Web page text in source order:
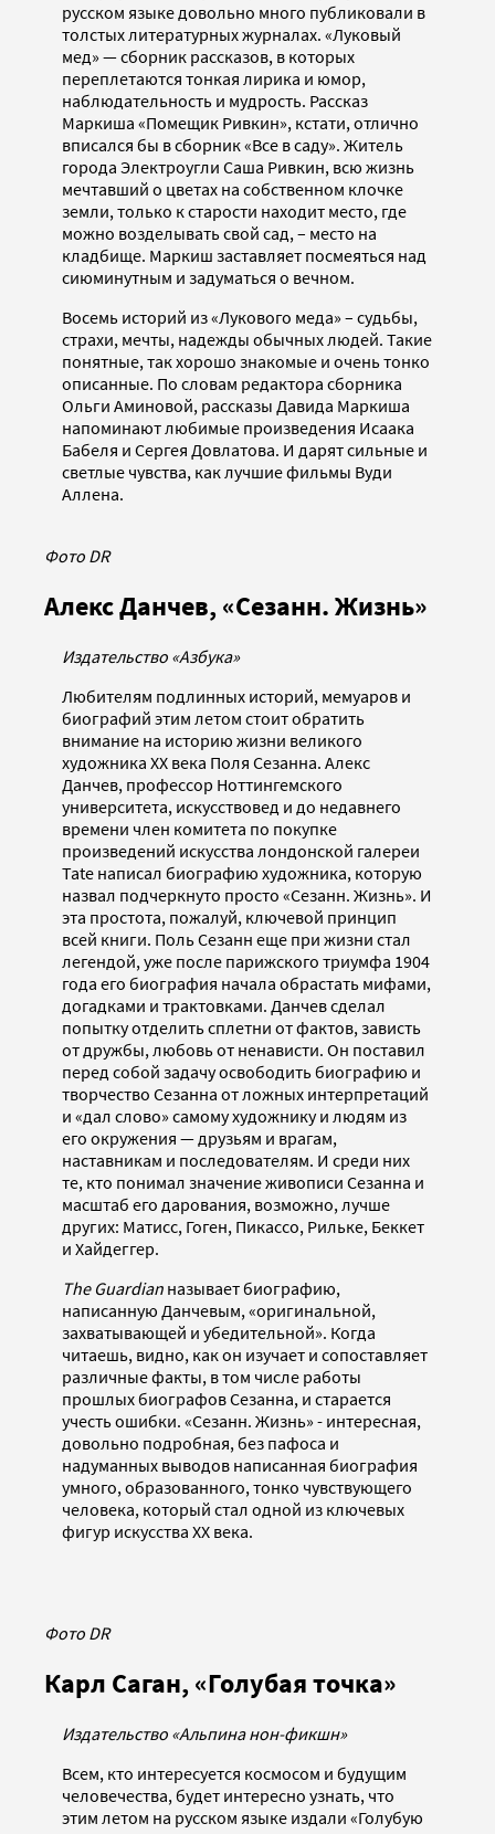
русском языке довольно много публиковали в
толстых литературных журналах. «Луковый
мед» — сборник рассказов, в которых
переплетаются тонкая лирика и юмор,
наблюдательность и мудрость. Рассказ
Маркиша «Помещик Ривкин», кстати, отлично
вписался бы в сборник «Все в саду». Житель
города Электроугли Саша Ривкин, всю жизнь
мечтавший о цветах на собственном клочке
земли, только к старости находит место, где
можно возделывать свой сад, – место на
кладбище. Маркиш заставляет посмеяться над
сиюминутным и задуматься о вечном.
Восемь историй из «Лукового меда» – судьбы,
страхи, мечты, надежды обычных людей. Такие
понятные, так хорошо знакомые и очень тонко
описанные. По словам редактора сборника
Ольги Аминовой, рассказы Давида Маркиша
напоминают любимые произведения Исаака
Бабеля и Сергея Довлатова. И дарят сильные и
светлые чувства, как лучшие фильмы Вуди
Аллена.
Фото DR
Алекс Данчев, «Сезанн. Жизнь»
Издательство «Азбука»
Любителям подлинных историй, мемуаров и
биографий этим летом стоит обратить
внимание на историю жизни великого
художника ХХ века Поля Сезанна. Алекс
Данчев, профессор Ноттингемского
университета, искусствовед и до недавнего
времени член комитета по покупке
произведений искусства лондонской галереи
Tate написал биографию художника, которую
назвал подчеркнуто просто «Сезанн. Жизнь». И
эта простота, пожалуй, ключевой принцип
всей книги. Поль Сезанн еще при жизни стал
легендой, уже после парижского триумфа 1904
года его биография начала обрастать мифами,
догадками и трактовками. Данчев сделал
попытку отделить сплетни от фактов, зависть
от дружбы, любовь от ненависти. Он поставил
перед собой задачу освободить биографию и
творчество Сезанна от ложных интерпретаций
и «дал слово» самому художнику и людям из
его окружения — друзьям и врагам,
наставникам и последователям. И среди них
те, кто понимал значение живописи Сезанна и
масштаб его дарования, возможно, лучше
других: Матисс, Гоген, Пикассо, Рильке, Беккет
и Хайдеггер.
The Guardian называет биографию,
написанную Данчевым, «оригинальной,
захватывающей и убедительной». Когда
читаешь, видно, как он изучает и сопоставляет
различные факты, в том числе работы
прошлых биографов Сезанна, и старается
учесть ошибки. «Сезанн. Жизнь» - интересная,
довольно подробная, без пафоса и
надуманных выводов написанная биография
умного, образованного, тонко чувствующего
человека, который стал одной из ключевых
фигур искусства XX века.
Фото DR
Карл Саган, «Голубая точка»
Издательство «Альпина нон-фикшн»
Всем, кто интересуется космосом и будущим
человечества, будет интересно узнать, что
этим летом на русском языке издали «Голубую